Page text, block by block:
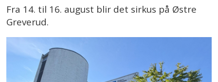
Fra 14. til 16. august blir det sirkus på Østre
Greverud.